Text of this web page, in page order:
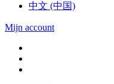
中文 (中国)
Mijn account